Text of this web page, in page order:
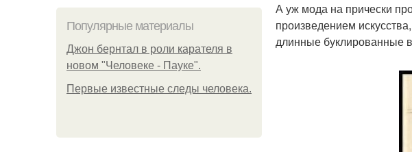
Популярные материалы
Джон бернтал в роли карателя в
новом "Человеке - Пауке".
Первые известные следы человека.
А уж мода на прически
произведением
длинные буклированные